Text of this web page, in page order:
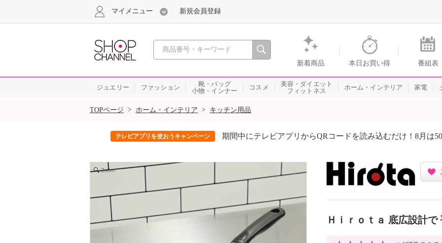
心おどる、瞬間を。通販・テレビショッピングのショップチャンネル
新着商品 本日お買い得 番組表
マイメニュー 新規会員登録
ジュエリー ファッション
靴・バッグ
小物・インナー
コスメ
美容・ダイエット
フィットネス
ホーム・インテリア 家電
SALE
TOPページ > ホーム・インテリア > キッチン用品
テレビアプリを使おうキャンペーン 期間中にテレビアプリからQRコードを読み込むだけ！8月は
Zoom
Ｈｉｒｏｔａ 底広設計